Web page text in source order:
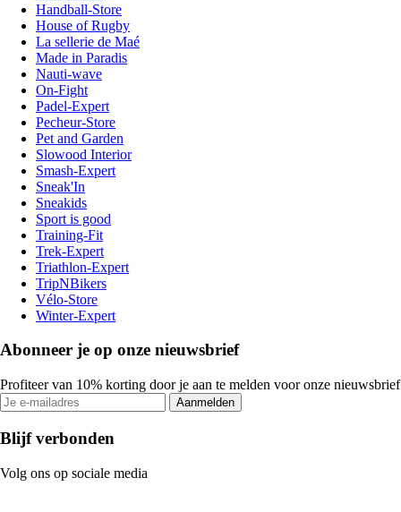
Handball-Store
House of Rugby
La sellerie de Maé
Made in Paradis
Nauti-wave
On-Fight
Padel-Expert
Pecheur-Store
Pet and Garden
Slowood Interior
Smash-Expert
Sneak'In
Sneakids
Sport is good
Training-Fit
Trek-Expert
Triathlon-Expert
TripNBikers
Vélo-Store
Winter-Expert
Abonneer je op onze nieuwsbrief
Profiteer van 10% korting door je aan te melden voor onze nieuwsbrief
Aanmelden
Blijf verbonden
Volg ons op sociale media